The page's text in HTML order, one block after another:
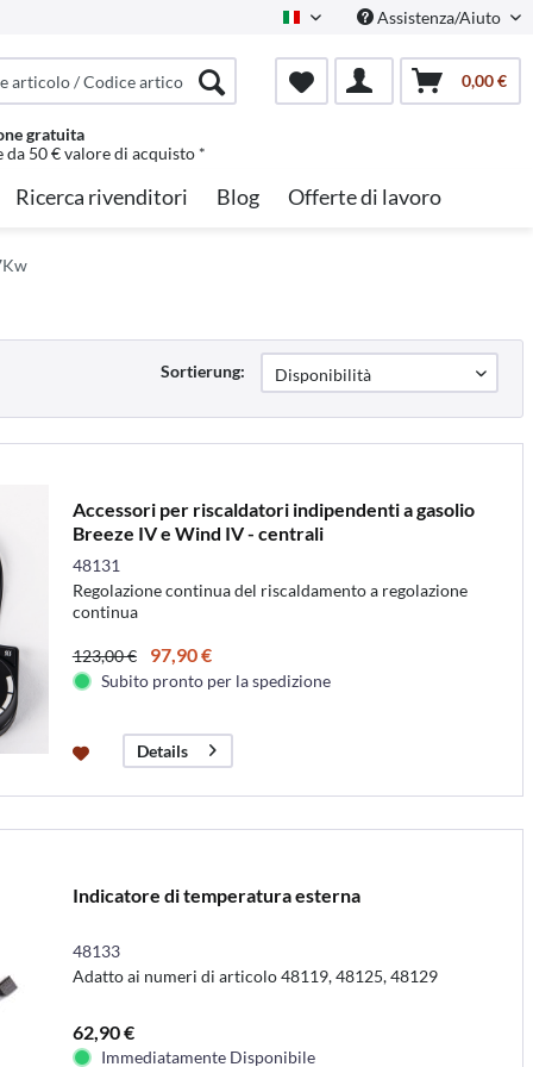
Italian Assistenza/Aiuto
0,00 €
gratuita
da 50 € valore di acquisto *
Ricerca rivenditori Blog Offerte di lavoro
Sortierung:
Accessori per riscaldatori indipendenti a gasolio
Breeze IV e Wind IV - centrali
48131
Regolazione continua del riscaldamento a regolazione
continua
123,00 € 97,90 €
Subito pronto per la spedizione
Details
Indicatore di temperatura esterna
48133
Adatto ai numeri di articolo 48119, 48125, 48129
62,90 €
Immediatamente Disponibile